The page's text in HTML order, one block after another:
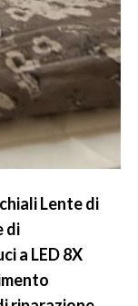
Lente di
di
a LED 8X